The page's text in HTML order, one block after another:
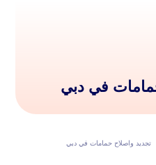
في دبي
تجديد واصلاح حمامات في دبي